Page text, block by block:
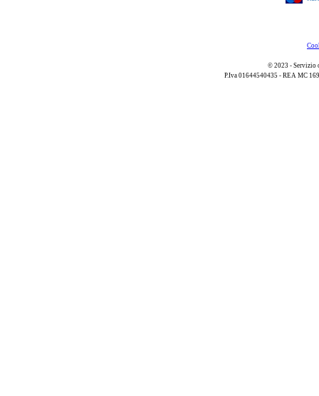
© 2023 - Servizio
P.Iva 01644540435 - REA MC